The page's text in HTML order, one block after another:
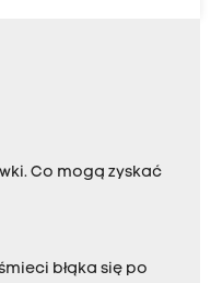
Co mogą zyskać
błąka się po